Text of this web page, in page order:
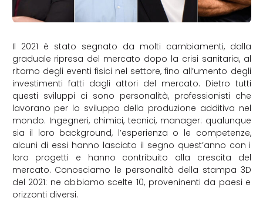
Il 2021 è stato segnato da molti cambiamenti, dalla
graduale ripresa del mercato dopo la crisi sanitaria, al
ritorno degli eventi fisici nel settore, fino all’umento degli
investimenti fatti dagli attori del mercato. Dietro tutti
questi sviluppi ci sono personalità, professionisti che
lavorano per lo sviluppo della produzione additiva nel
mondo. Ingegneri, chimici, tecnici, manager: qualunque
sia il loro background, l’esperienza o le competenze,
alcuni di essi hanno lasciato il segno quest’anno con i
loro progetti e hanno contribuito alla crescita del
mercato. Conosciamo le personalità della stampa 3D
del 2021: ne abbiamo scelte 10, proveninenti da paesi e
orizzonti diversi.